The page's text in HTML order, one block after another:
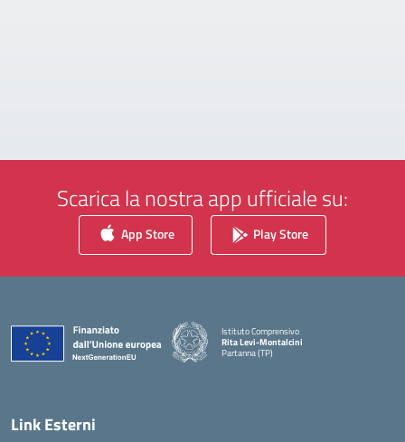
Scarica la nostra app ufficiale su:
App Store Play Store
Istituto Comprensivo
Rita Levi-Montalcini
Partanna (TP)
Link Esterni